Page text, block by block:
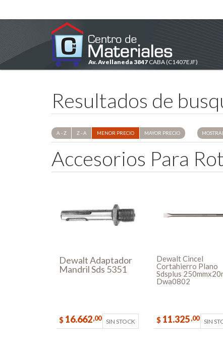
Av. Avellaneda 3847 CABA(C1407EJF)
Resultados de
A - Z Z - A MENOR PRECIO MAYOR PRECIO
Accesorios Para Ro
Dewalt Adaptador
Mandril Sds 5351
$ 16.662,00 SIN STOCK
Dewalt Cincel
Cortahierro Plano
Sdsplus
Dwa0802
$ 11.325 ,00 SIN